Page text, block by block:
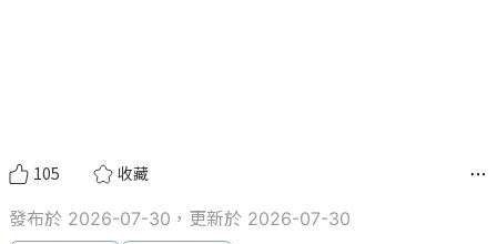
105 收藏
發布於 2026-07-30，更新於 2026-07-30